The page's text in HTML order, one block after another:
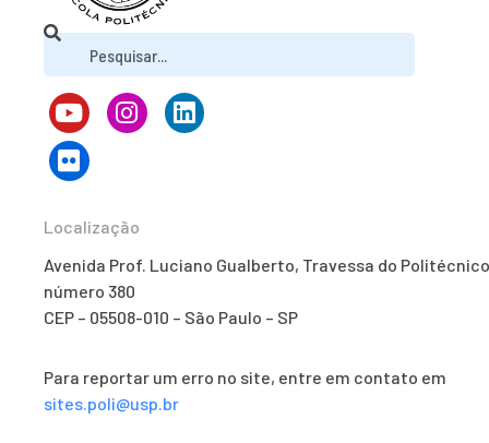
Localização
Avenida Prof. Luciano Gualberto, Travessa do
número 380
CEP – 05508-010 – São Paulo – SP
Para reportar um erro no site, entre em contato em
sites.poli@usp.br